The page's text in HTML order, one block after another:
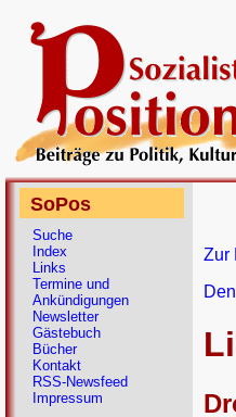
Zur
SoPos
Suche
Index
Links
Termine und
Ankündigungen
Newsletter
Gästebuch
Bücher
Kontakt
RSS-Newsfeed
Impressum